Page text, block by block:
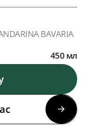
BAVARIA
450 мл